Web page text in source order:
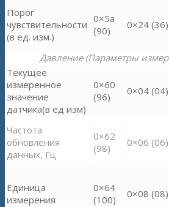
Порог
чувствительности
(в ед. изм.)
0×5a
(90)
0×24 (36)
Давление (Параметры
Текущее
измеренное
значение
датчика(в ед изм)
0×60
(96)
0×04 (04)
Частота
обновления
данных, Гц
0×62
(98)
0×06 (06)
Единица
измерения
0×64
(100)
0×08 (08)